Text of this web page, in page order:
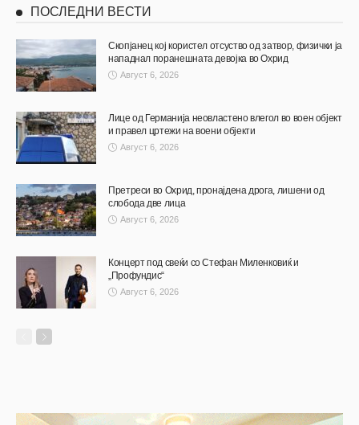
ПОСЛЕДНИ ВЕСТИ
Скопјанец кој користел отсуство од затвор, физички ја
нападнал поранешната девојка во Охрид
Август 6, 2026
Лице од Германија неовластено влегол во воен објект
и правел цртежи на воени објекти
Август 6, 2026
Претреси во Охрид, пронајдена дрога, лишени од
слобода две лица
Август 6, 2026
Концерт под свеќи со Стефан Миленковиќ и
„Профундис“
Август 6, 2026